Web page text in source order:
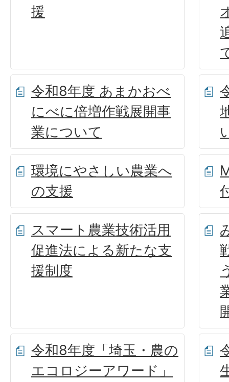
援
令和8年度 あまかおべ
にべに倍増作戦展開事
業について
環境にやさしい農業へ
の支援
スマート農業技術活用
促進法による新たな支
援制度
令和8年度「埼玉・農の
エコロジーアワード」